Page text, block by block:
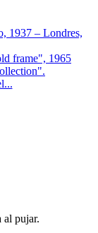
1937 – Londres,
frame", 1965
al pujar.